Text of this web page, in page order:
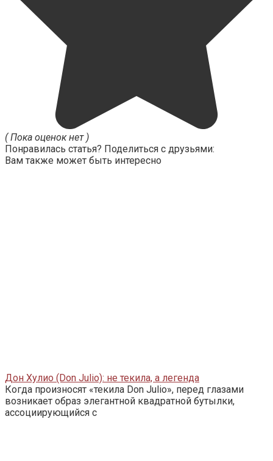
( Пока оценок нет )
Понравилась статья? Поделиться с друзьями:
Вам также может быть интересно
Дон Хулио (Don Julio): не текила, а легенда
Когда произносят «текила Don Julio», перед глазами
возникает образ элегантной квадратной бутылки,
ассоциирующийся с